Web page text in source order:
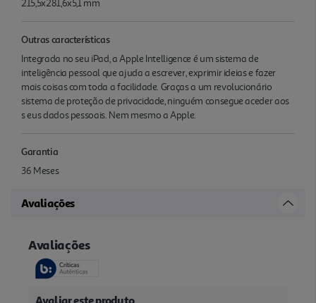
215,5x281,6x5,1 mm
Outras características
Integrada no seu iPad, a Apple Intelligence é um sistema de
inteligência pessoal que ajuda a escrever, exprimir ideias e fazer
mais coisas com toda a facilidade. Graças a um revolu­cionário
sistema de proteção de privacidade, ninguém consegue aceder aos
s eus dados pessoais. Nem mesmo a Apple.
Garantia
36 Meses
Avaliações